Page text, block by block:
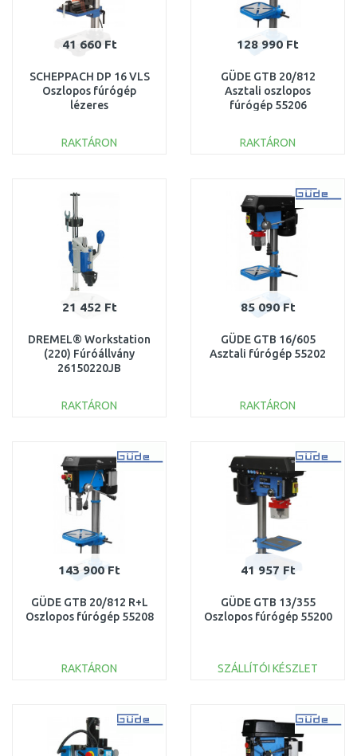
41 660 Ft
SCHEPPACH DP 16 VLS
Oszlopos fúrógép
lézeres
5906810901
RAKTÁRON
Összehasonlítás
128 990 Ft
GÜDE GTB 20/812
Asztali oszlopos
fúrógép 55206
RAKTÁRON
Összehasonlítás
21 452 Ft
DREMEL® Workstation
(220) Fúróállvány
26150220JB
RAKTÁRON
Összehasonlítás
85 090 Ft
GÜDE GTB 16/605
Asztali fúrógép 55202
RAKTÁRON
Összehasonlítás
143 900 Ft
GÜDE GTB 20/812 R+L
Oszlopos fúrógép 55208
RAKTÁRON
Összehasonlítás
41 957 Ft
GÜDE GTB 13/355
Oszlopos fúrógép 55200
SZÁLLÍTÓI KÉSZLET
Összehasonlítás